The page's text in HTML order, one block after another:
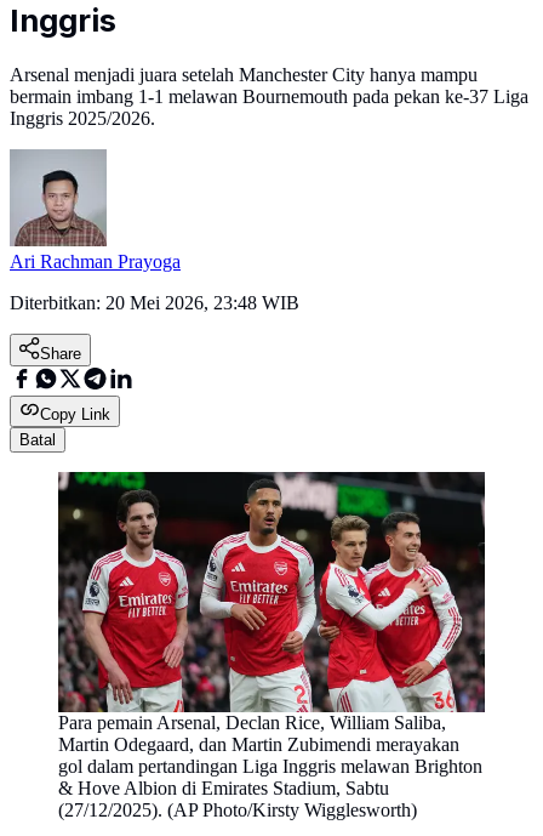
Inggris
Arsenal menjadi juara setelah Manchester City hanya mampu
bermain imbang 1-1 melawan Bournemouth pada pekan ke-37 Liga
Inggris 2025/2026.
Ari Rachman Prayoga
Diterbitkan: 20 Mei 2026, 23:48 WIB
Share
Copy Link
Batal
Para pemain Arsenal, Declan Rice, William Saliba,
Martin Odegaard, dan Martin Zubimendi merayakan
gol dalam pertandingan Liga Inggris melawan Brighton
& Hove Albion di Emirates Stadium, Sabtu
(27/12/2025). (AP Photo/Kirsty Wigglesworth)